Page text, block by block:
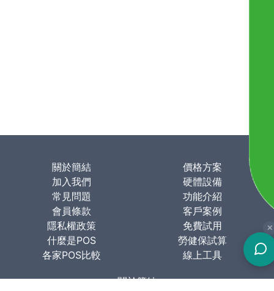
關於簡結
加入我們
常見問題
會員條款
隱私權政策
什麼是POS
各家POS比較
價格方案
硬體設備
功能介紹
客戶案例
免費試用
勞健保試算
線上工具
關於簡結
✕